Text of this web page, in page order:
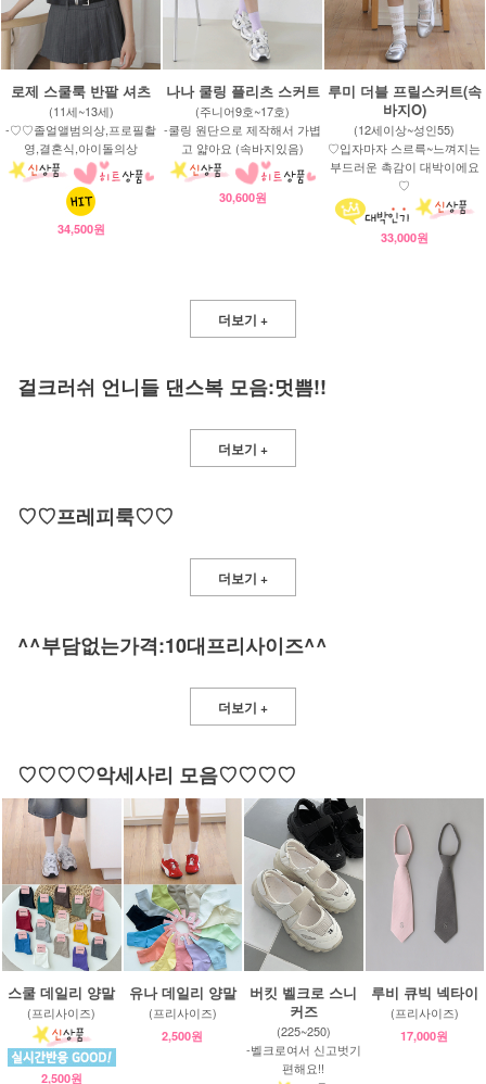
로제 스쿨룩 반팔 셔츠
(11세~13세)
-♡♡졸얼앨범의상,프로필촬
영,결혼식,아이돌의상
34,500원
나나 쿨링 플리츠 스커트
(주니어9호~17호)
-쿨링 원단으로 제작해서 가볍
고 얇아요 (속바지있음)
30,600원
루미 더블 프릴스커트(속
바지O)
(12세이상~성인55)
♡입자마자 스르륵~느껴지는
부드러운 촉감이 대박이에요
♡
33,000원
더보기 +
걸크러쉬 언니들 댄스복 모음:멋쁨!!
더보기 +
♡♡프레피룩♡♡
더보기 +
^^부담없는가격:10대프리사이즈^^
더보기 +
♡♡♡♡악세사리 모음♡♡♡♡
스쿨 데일리 양말
(프리사이즈)
2,500원
유나 데일리 양말
(프리사이즈)
2,500원
버킷 벨크로 스니
커즈
(225~250)
-벨크로여서 신고벗기
편해요!!
루비 큐빅 넥타이
(프리사이즈)
17,000원